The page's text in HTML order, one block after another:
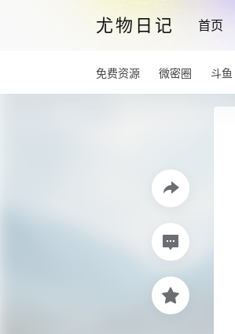
尤物日记 首页
免费资源 微密圈 斗鱼